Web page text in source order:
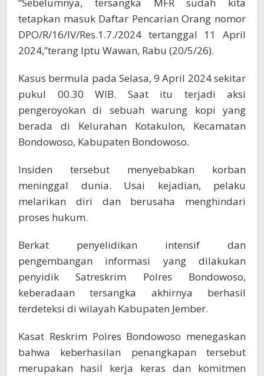
“Sebelumnya, tersangka MFR sudah kita
tetapkan masuk Daftar Pencarian Orang nomor
DPO/R/16/IV/Res.1.7./2024 tertanggal 11 April
2024,”terang Iptu Wawan, Rabu (20/5/26).
Kasus bermula pada Selasa, 9 April 2024 sekitar
pukul 00.30 WIB. Saat itu terjadi aksi
pengeroyokan di sebuah warung kopi yang
berada di Kelurahan Kotakulon, Kecamatan
Bondowoso, Kabupaten Bondowoso.
Insiden tersebut menyebabkan korban
meninggal dunia. Usai kejadian, pelaku
melarikan diri dan berusaha menghindari
proses hukum.
Berkat penyelidikan intensif dan
pengembangan informasi yang dilakukan
penyidik Satreskrim Polres Bondowoso,
keberadaan tersangka akhirnya berhasil
terdeteksi di wilayah Kabupaten Jember.
Kasat Reskrim Polres Bondowoso menegaskan
bahwa keberhasilan penangkapan tersebut
merupakan hasil kerja keras dan komitmen